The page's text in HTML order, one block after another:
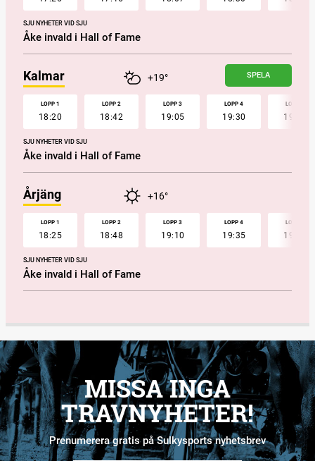
SJU NYHETER VID SJU
Åke invald i Hall of Fame
Kalmar +19° SPELA
LOPP 1
18:20
LOPP 2
18:42
LOPP 3
19:05
LOPP 4
19:30
LOPP 5
19:52
SJU NYHETER VID SJU
Åke invald i Hall of Fame
Årjäng +16°
LOPP 1
18:25
LOPP 2
18:48
LOPP 3
19:10
LOPP 4
19:35
LOPP 5
19:57
SJU NYHETER VID SJU
Åke invald i Hall of Fame
MISSA INGA
TRAVNYHETER!
Prenumerera gratis på Sulkysports nyhetsbrev